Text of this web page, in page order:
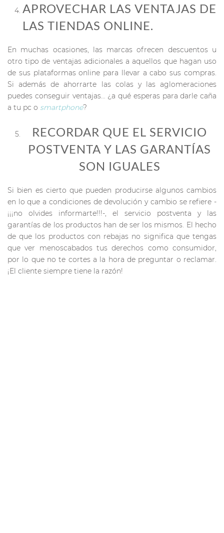
APROVECHAR LAS VENTAJAS DE
LAS TIENDAS ONLINE.
En muchas ocasiones, las marcas ofrecen descuentos u
otro tipo de ventajas adicionales a aquellos que hagan uso
de sus plataformas online para llevar a cabo sus compras.
Si además de ahorrarte las colas y las aglomeraciones
puedes conseguir ventajas… ¿a qué esperas para darle caña
a tu pc o smartphone?
RECORDAR QUE EL SERVICIO
POSTVENTA Y LAS GARANTÍAS
SON IGUALES
Si bien es cierto que pueden producirse algunos cambios
en lo que a condiciones de devolución y cambio se refiere -
¡¡¡no olvides informarte!!!-, el servicio postventa y las
garantías de los productos han de ser los mismos. El hecho
de que los productos con rebajas no significa que tengas
que ver menoscabados tus derechos como consumidor,
por lo que no te cortes a la hora de preguntar o reclamar.
¡El cliente siempre tiene la razón!